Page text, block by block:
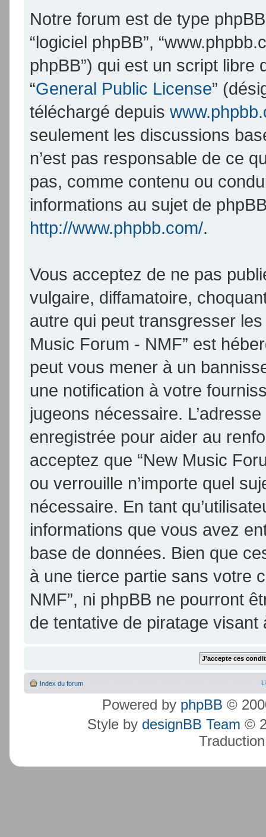
Notre forum est de type phpBB
“logiciel phpBB”,
phpBB”) qui est un script
“General Public License”
téléchargé depuis
seulement les discussions
n’est pas responsable de ce
pas, comme contenu ou
informations au sujet de
http://www.phpbb.com/.
Vous acceptez de ne pas
vulgaire, diffamatoire,
autre qui peut transgresser
Music Forum - NMF” est
peut vous mener à un
une notification à votre
jugeons nécessaire.
enregistrée pour aider au
acceptez que “New Music
ou verrouille n’importe quel
nécessaire. En tant
informations que vous avez
base de données. Bien que
à une tierce partie sans votre
NMF”, ni phpBB ne pourront
de tentative de piratage
Index du forum
Powered by phpBB ©
Style by designBB Team ©